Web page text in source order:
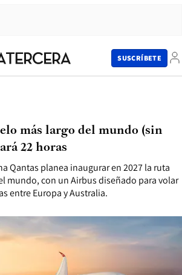
SUSCRÍBETE
Qantas planea inaugurar en 2027 la ruta
mundo, con un Airbus diseñado para volar
entre Europa y Australia.
más largo del mundo (sin
22 horas